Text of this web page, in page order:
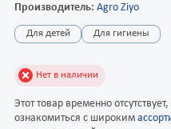
Производитель: Agro Ziyo
Для детей Для гигиены
Нет в наличии
Этот товар временно
ознакомиться с широким